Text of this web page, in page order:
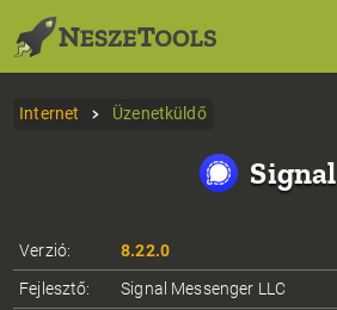
Internet Üzenetküldő
Signal
Verzió:
8.22.0
Fejlesztő:
Signal Messenger LLC